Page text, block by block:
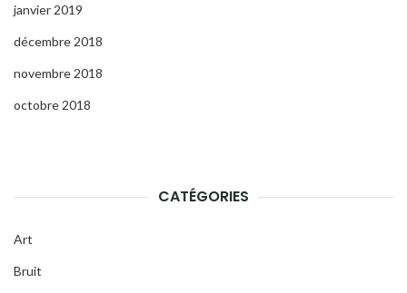
janvier 2019
décembre 2018
novembre 2018
octobre 2018
CATÉGORIES
Art
Bruit